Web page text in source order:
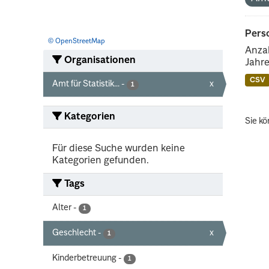
© OpenStreetMap
Organisationen
Amt für Statistik... - 1 x
Kategorien
Für diese Suche wurden keine
Kategorien gefunden.
Tags
Alter - 1
Geschlecht - 1 x
Kinderbetreuung - 1
CSV
Sie